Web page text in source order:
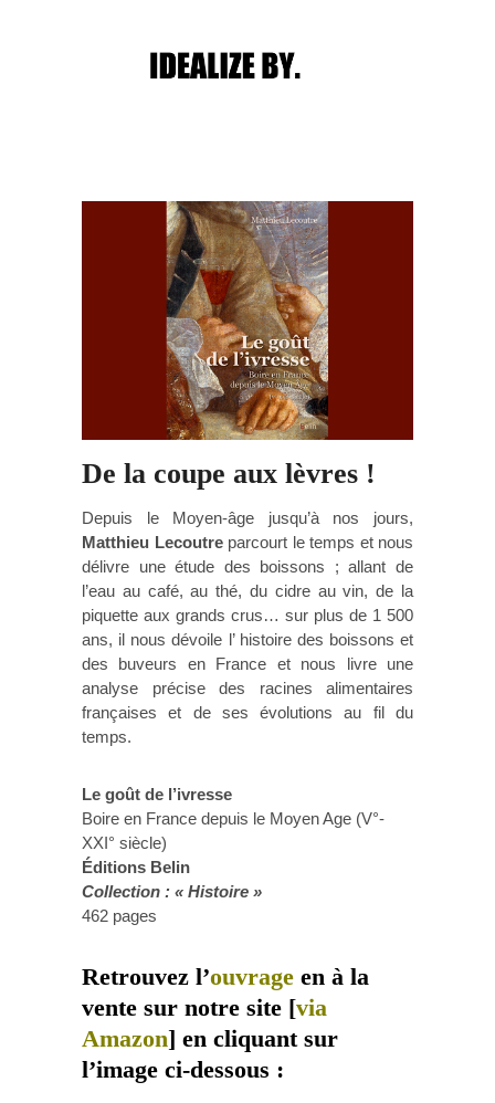
Post navigation
De la coupe aux lèvres !
Depuis le Moyen-âge jusqu’à nos jours,
Matthieu Lecoutreparcourt le temps et nous
délivre une étude des boissons ; allant de
l’eau au café, au thé, du cidre au vin, de la
piquette aux grands crus… sur plus de 1 500
ans, il nous dévoile l’ histoire des boissons et
des buveurs en France et nous livre une
analyse précise des racines alimentaires
françaises et de ses évolutions au fil du
temps.
Le goût de l’ivresse
Boire en France depuis le Moyen Age (V°-
XXI° siècle)
Éditions Belin
Collection : « Histoire »
462 pages
Retrouvez l’ouvrage en à la
vente sur notre site [via
Amazon] en cliquant sur
l’image ci-dessous :